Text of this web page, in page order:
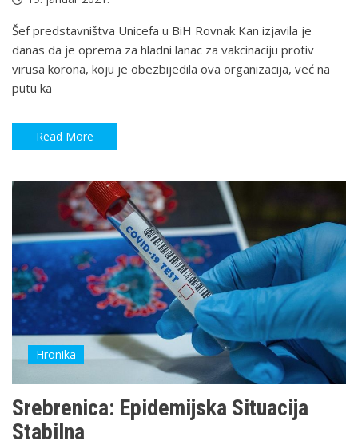
Šef predstavništva Unicefa u BiH Rovnak Kan izjavila je
danas da je oprema za hladni lanac za vakcinaciju protiv
virusa korona, koju je obezbijedila ova organizacija, već na
putu ka
Read More
Hronika
Srebrenica: Epidemijska Situacija
Stabilna